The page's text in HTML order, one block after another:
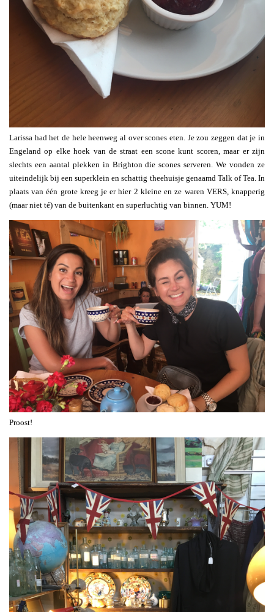
Larissa had het de hele heenweg al over scones eten. Je zou zeggen dat je in
Engeland op elke hoek van de straat een scone kunt scoren, maar er zijn
slechts een aantal plekken in Brighton die scones serveren. We vonden ze
uiteindelijk bij een superklein en schattig theehuisje genaamd Talk of Tea. In
plaats van één grote kreeg je er hier 2 kleine en ze waren VERS, knapperig
(maar niet té) van de buitenkant en superluchtig van binnen. YUM!
Proost!